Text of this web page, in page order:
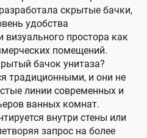
скрытые бачки,
удобства
визуального простора как
помещений.
бачок унитаза?
традиционными, и они не
линии современных и
ванных комнат.
внутри стены или
запрос на более